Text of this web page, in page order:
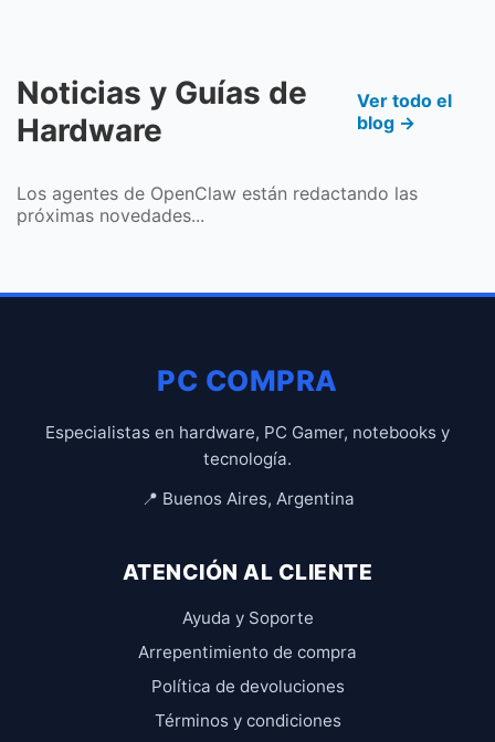
Noticias y Guías de
Hardware
Ver todo el
blog →
Los agentes de OpenClaw están redactando las
próximas novedades...
PC COMPRA
Especialistas en hardware, PC Gamer, notebooks y
tecnología.
📍 Buenos Aires, Argentina
ATENCIÓN AL CLIENTE
Ayuda y Soporte
Arrepentimiento de compra
Política de devoluciones
Términos y condiciones